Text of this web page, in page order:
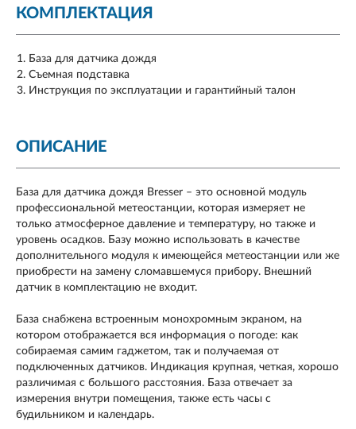
КОМПЛЕКТАЦИЯ
База для датчика дождя
Съемная подставка
Инструкция по эксплуатации и гарантийный талон
ОПИСАНИЕ
База для датчика дождя Bresser – это основной модуль
профессиональной метеостанции, которая измеряет не
только атмосферное давление и температуру, но также и
уровень осадков. Базу можно использовать в качестве
дополнительного модуля к имеющейся метеостанции или же
приобрести на замену сломавшемуся прибору. Внешний
датчик в комплектацию не входит.
База снабжена встроенным монохромным экраном, на
котором отображается вся информация о погоде: как
собираемая самим гаджетом, так и получаемая от
подключенных датчиков. Индикация крупная, четкая, хорошо
различимая с большого расстояния. База отвечает за
измерения внутри помещения, также есть часы с
будильником и календарь.